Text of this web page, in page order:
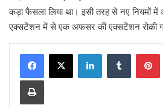
कड़ा फैसला लिया था। इसी तरह से नए
एक्सटेंशन में से एक अफसर की एक्सटेंशन रोकी
LinkedInTumblr
Print